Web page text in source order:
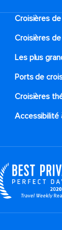
Croisières
Croisières
Les plus
Ports de
Croisières
Accessibilité